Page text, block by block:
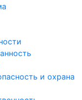
и охрана